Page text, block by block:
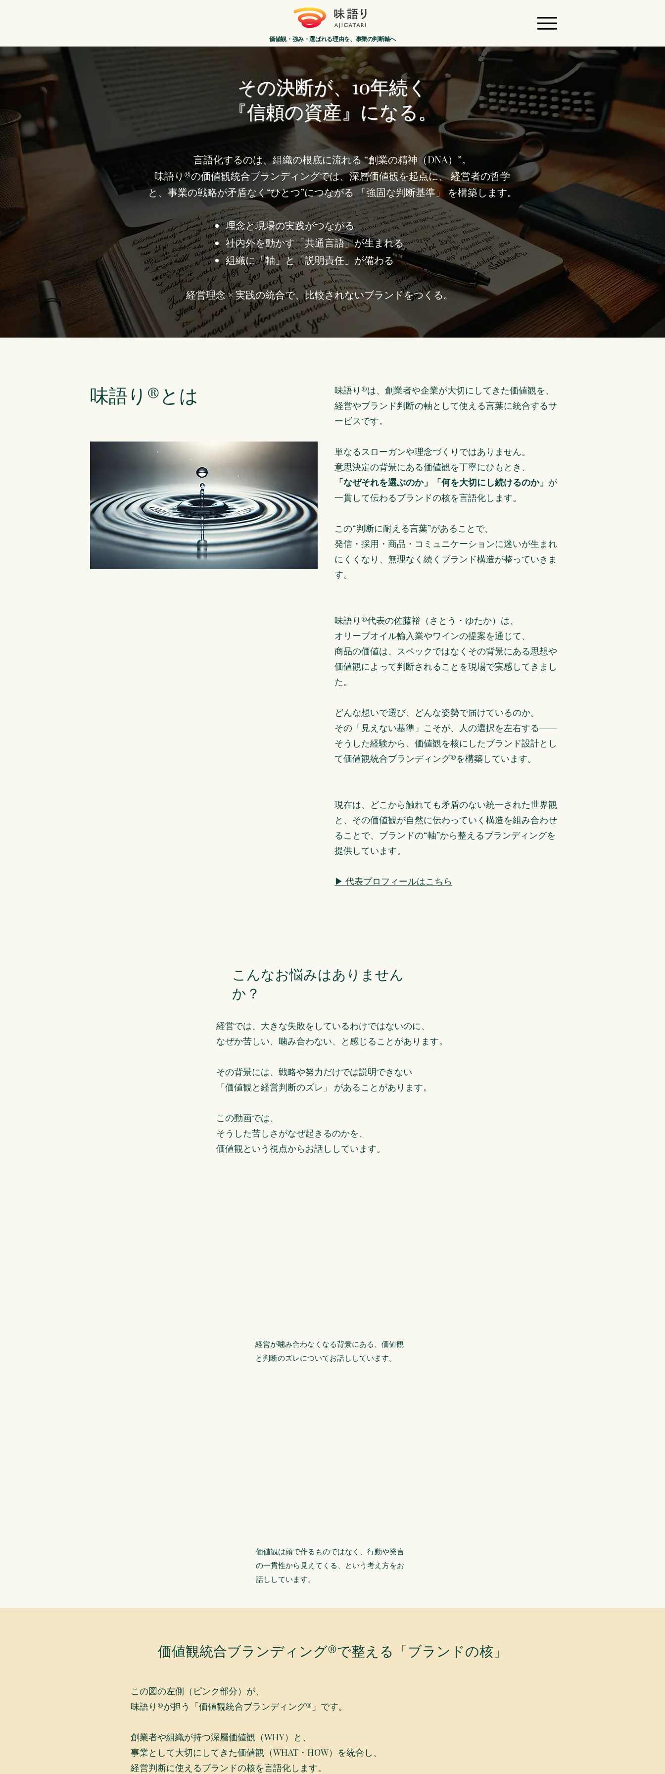
価値観・強み・選ばれる理由を、事業の判断軸へ
その決断が、10年続く
『信頼の資産』になる。
言語化するのは、組織の根底に流れる “創業の精神（DNA）”。
味語り®の価値観統合ブランディングでは、深層価値観を起点に、 経営者の哲学
と、事業の戦略が矛盾なく“ひとつ”につながる 「強固な判断基準」 を構築します。
理念と現場の実践がつながる
社内外を動かす「共通言語」が生まれる
組織に「軸」と「説明責任」が備わる
​​経営理念 × 実践の統合で、比較されないブランドをつくる。
味語り®とは
味語り®は、創業者や企業が大切にしてきた価値観を、
経営やブランド判断の軸として使える言葉に統合するサ
ービスです。
単なるスローガンや理念づくりではありません。
意思決定の背景にある価値観を丁寧にひもとき、
「なぜそれを選ぶのか」「何を大切にし続けるのか」 が
一貫して伝わるブランドの核を言語化します。
この“判断に耐える言葉”があることで、
発信・採用・商品・コミュニケーションに迷いが生まれ
にくくなり、無理なく続くブランド構造が整っていきま
す。
味語り®代表の佐藤裕（さとう・ゆたか）は、
オリーブオイル輸入業やワインの提案を通じて、
商品の価値は、スペックではなくその背景にある思想や
価値観によって判断されることを現場で実感してきまし
た。
どんな想いで選び、どんな姿勢で届けているのか。
その「見えない基準」こそが、人の選択を左右する――
そうした経験から、価値観を核にしたブランド設計とし
て価値観統合ブランディング®を構築しています。
現在は、どこから触れても矛盾のない統一された世界観
と、その価値観が自然に伝わっていく構造を組み合わせ
ることで、ブランドの“軸”から整えるブランディングを
提供しています。
▶︎ 代表プロフィールはこちら
こんなお悩みはありません
か？
経営では、大きな失敗をしているわけではないのに、
なぜか苦しい、噛み合わない、と感じることがあります。
その背景には、戦略や努力だけでは説明できない
「価値観と経営判断のズレ」 があることがあります。
この動画では、
そうした苦しさがなぜ起きるのかを、
価値観という視点からお話ししています。
経営が噛み合わなくなる背景にある、価値観
と判断のズレについてお話ししています。
価値観は頭で作るものではなく、行動や発言
の一貫性から見えてくる、という考え方をお
話ししています。
価値観統合ブランディング®で整える「ブランドの核」
この図の左側（ピンク部分）が、
味語り®が担う「価値観統合ブランディング®」です。
創業者や組織が持つ深層価値観（WHY）と、
事業として大切にしてきた価値観（WHAT・HOW）を統合し、
経営判断に使えるブランドの核を言語化します。